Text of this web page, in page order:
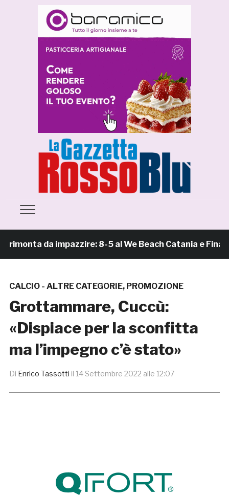
da impazzire: 8-5 al We Beach Catania e Finale
CALCIO - ALTRE CATEGORIE, PROMOZIONE
Grottammare, Cuccù:
«Dispiace per la sconfitta
ma l’impegno c’è stato»
Di Enrico Tassotti il 14 Settembre 2022 alle 12:07